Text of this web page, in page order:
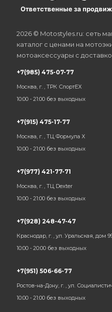
Ответственные за
2026 © Motostyles.ru: сеть
каталог с ценами на
мотоаксессуары с
+7(985) 475-07-77
Москва, г. , ТРК СпортЕХ
10:00 - 21:00 без выходных
+7(915) 475-17-77
Москва, г. , ТЦ Формула Х
10:00 - 21:00 без выходных
+7(977) 421-77-71
Москва, г. , ТЦ Dexter
10:00 - 21:00 без выходных
+7(928) 248-47-47
Краснодар, г. , ул. Уральская, дом
10:00 - 20:00 без выходных
+7(951) 506-66-77
Ростов-на-Дону, г. , ул.
10:00 - 21:00 без выходных